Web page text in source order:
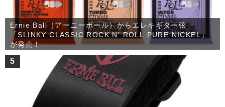
Ernie Ball（アーニーボール）からエレキギター弦
「SLINKY CLASSIC ROCK N’ ROLL PURE NICKEL」
が発売！
5